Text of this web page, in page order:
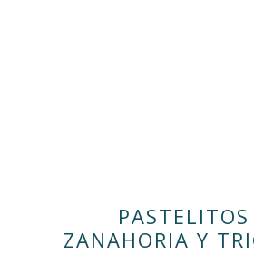
PASTELITOS
ZANAHORIA Y